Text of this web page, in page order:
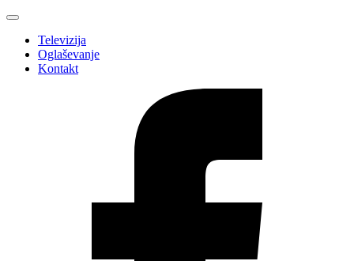
Televizija
Oglaševanje
Kontakt